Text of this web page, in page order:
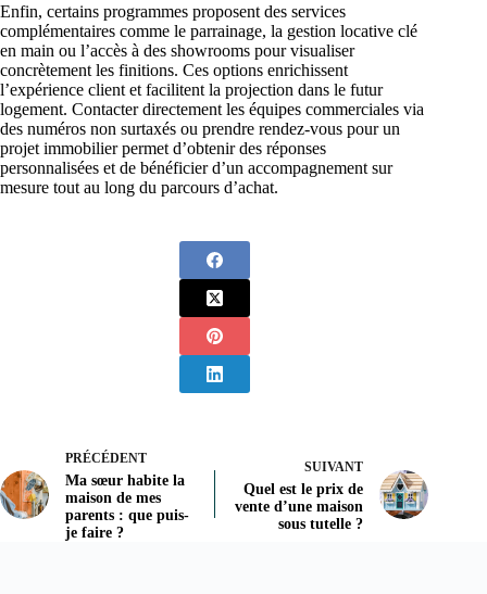
Enfin, certains programmes proposent des services
complémentaires comme le parrainage, la gestion locative clé
en main ou l’accès à des showrooms pour visualiser
concrètement les finitions. Ces options enrichissent
l’expérience client et facilitent la projection dans le futur
logement. Contacter directement les équipes commerciales via
des numéros non surtaxés ou prendre rendez-vous pour un
projet immobilier permet d’obtenir des réponses
personnalisées et de bénéficier d’un accompagnement sur
mesure tout au long du parcours d’achat.
PRÉCÉDENT
Ma sœur habite la
maison de mes
parents : que puis-
je faire ?
SUIVANT
Quel est le prix de
vente d’une maison
sous tutelle ?